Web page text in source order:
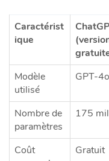
Caractérist
ique
Modèle
utilisé
GPT-
Nombre de
paramètres
175
Coût
Gratuit